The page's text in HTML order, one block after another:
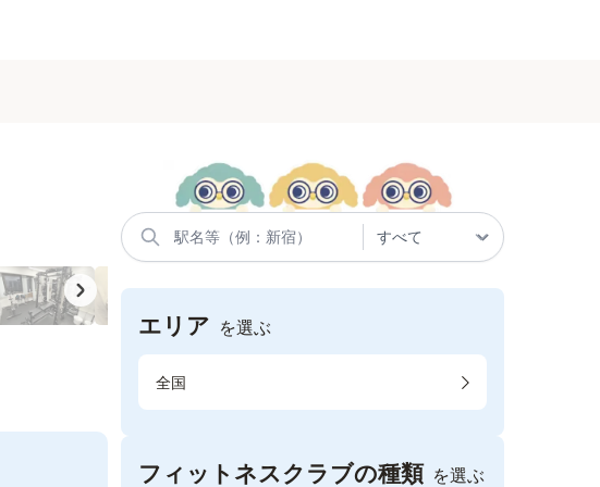
エリア を選ぶ
全国
フィットネスクラブの種類 を選ぶ